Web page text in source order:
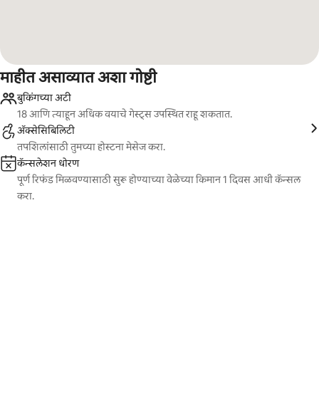
माहीत असाव्यात अशा गोष्टी
बुकिंगच्या अटी
18 आणि त्याहून अधिक वयाचे गेस्ट्स उपस्थित राहू शकतात.
ॲक्सेसिबिलिटी
तपशिलांसाठी तुमच्या होस्टना मेसेज करा.
कॅन्सलेशन धोरण
पूर्ण रिफंड मिळवण्यासाठी सुरू होण्याच्या वेळेच्या किमान 1 दिवस आधी कॅन्सल
करा.